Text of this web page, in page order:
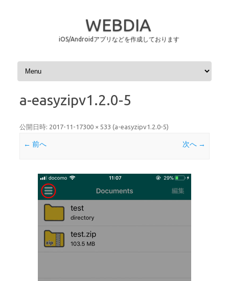
WEBDIA
iOS/Androidアプリなどを作成しております
コンテンツへスキップ
a-easyzipv1.2.0-5
公開日時: 2017-11-17300 × 533 (a-easyzipv1.2.0-5)
← 前へ 次へ →